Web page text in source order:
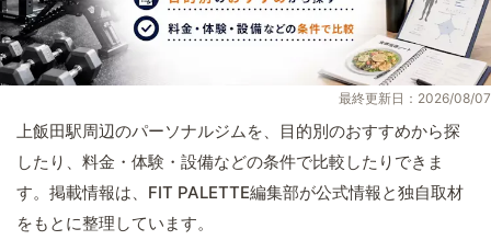
最終更新日：2026/08/07
上飯田駅周辺のパーソナルジムを、目的別のおすすめから探
したり、料金・体験・設備などの条件で比較したりできま
す。掲載情報は、FIT PALETTE編集部が公式情報と独自取材
をもとに整理しています。